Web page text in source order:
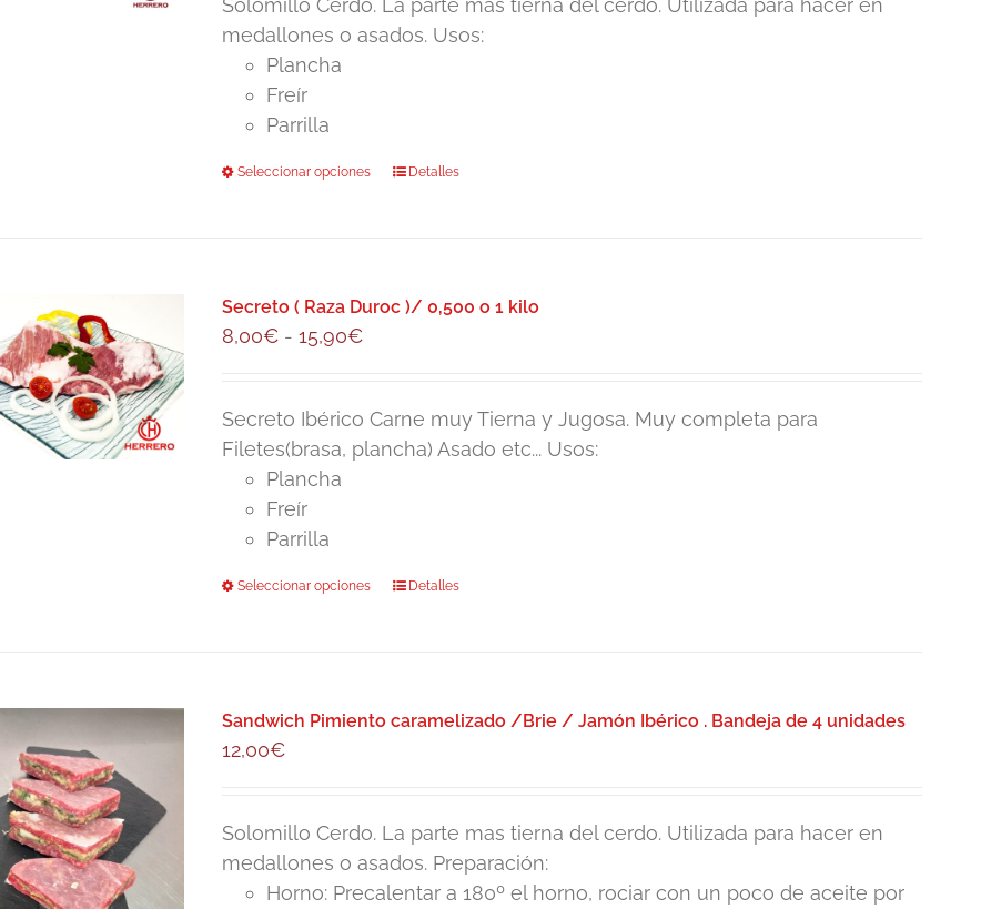
en
desde
6,00€
Solomillo Cerdo. La parte mas tierna del cerdo. Utilizada para hacer en
medallones o asados. Usos:
Plancha
Freír
Parrilla
Seleccionar opciones
Este
variantes.
pueden
elegir
producto
Detalles
Secreto ( Raza Duroc )/ 0,500 o 1 kilo
8,00€ - 15,90€Rango
desde
8,00€
Secreto Ibérico Carne muy Tierna y Jugosa. Muy completa para
Filetes(brasa, plancha) Asado etc... Usos:
Plancha
Freír
Parrilla
Seleccionar opciones
Este
variantes.
pueden
elegir
en
Detalles
Sandwich Pimiento caramelizado /Brie / Jamón Ibérico . Bandeja de 4 unidades
12,00€
Solomillo Cerdo. La parte mas tierna del cerdo. Utilizada para hacer en
medallones o asados. Preparación:
Horno: Precalentar a 180º el horno, rociar con un poco de aceite por